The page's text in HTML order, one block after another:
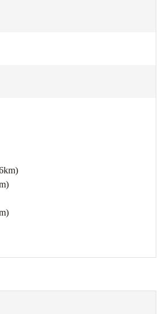
、実際に遊ぶことができます。
チがまるで港町・横浜のような2階の
者も、煙草の煙が似合うこの場所な
きそうです。
ャレな喫煙スペース